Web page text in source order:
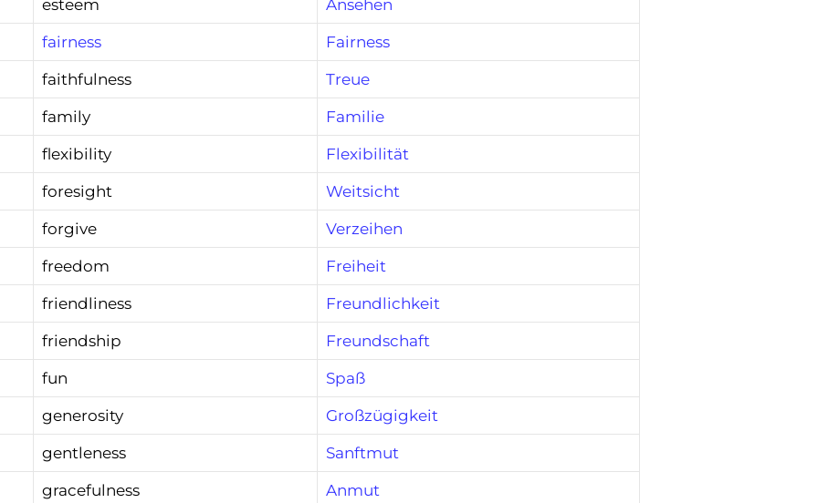
esteem Ansehen
fairness Fairness
faithfulness Treue
family Familie
flexibility Flexibilität
foresight Weitsicht
forgive Verzeihen
freedom Freiheit
friendliness Freundlichkeit
friendship Freundschaft
fun Spaß
generosity Großzügigkeit
gentleness Sanftmut
gracefulness Anmut